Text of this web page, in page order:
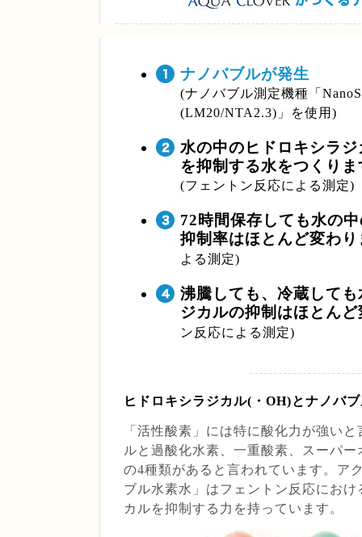
ナノバブルが発生
(ナノバブル測定機種「
(LM20/NTA2.3)」を使用)
水の中のヒドロキシラ
を抑制する水をつくりま
(フェントン反応による測定)
72時間保存しても水の
抑制率はほとんど変わり
よる測定)
沸騰しても、冷蔵して
ジカルの抑制はほとん
ン反応による測定)
ヒドロキシラジカル(・OH)とナノバ
「活性酸素」には特に酸化力が強い
ルと過酸化水素、一重酸素、スーパ
の4種類があると言われています。ア
ブル水素水」はフェントン反応にお
カルを抑制する力を持っています。